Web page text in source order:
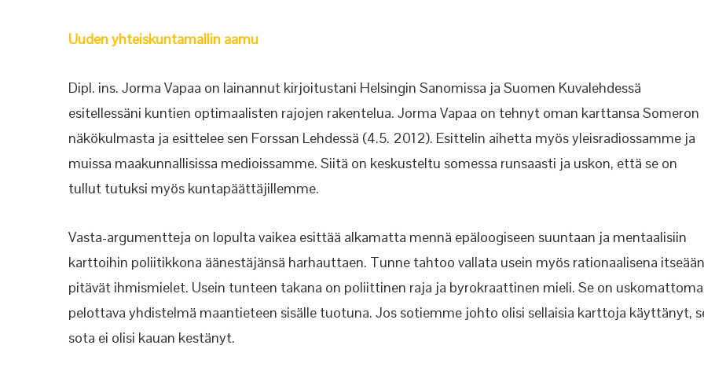
Uuden yhteiskuntamallin aamu
Dipl. ins. Jorma Vapaa on lainannut kirjoitustani Helsingin Sanomissa ja Suomen Kuvalehdessä
esitellessäni kuntien optimaalisten rajojen rakentelua. Jorma Vapaa on tehnyt oman karttansa Someron
näkökulmasta ja esittelee sen Forssan Lehdessä (4.5. 2012). Esittelin aihetta myös yleisradiossamme ja
muissa maakunnallisissa medioissamme. Siitä on keskusteltu somessa runsaasti ja uskon, että se on
tullut tutuksi myös kuntapäättäjillemme.
Vasta-argumentteja on lopulta vaikea esittää alkamatta mennä epäloogiseen suuntaan ja mentaalisiin
karttoihin poliitikkona äänestäjänsä harhauttaen. Tunne tahtoo vallata usein myös rationaalisena itseään
pitävät ihmismielet. Usein tunteen takana on poliittinen raja ja byrokraattinen mieli. Se on
pelottava yhdistelmä maantieteen sisälle tuotuna. Jos sotiemme johto olisi sellaisia karttoja käyttänyt,
sota ei olisi kauan kestänyt.